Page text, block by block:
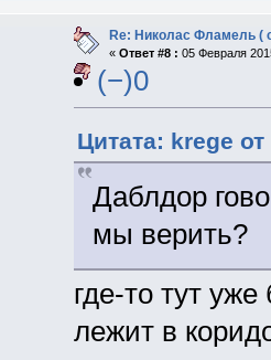
Re: Николас Фламель (
« Ответ #8 : 05 Февраля
(−)0
Цитата: krege
Даблдор
мы верить?
где-то тут
лежит в